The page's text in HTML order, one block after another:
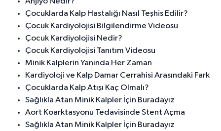
Çocuklarda Kalp Hastalığı Nasıl Teşhis Edilir?
Çocuk Kardiyolojisi Bilgilendirme Videosu
Çocuk Kardiyolojisi Nedir?
Çocuk Kardiyolojisi Tanıtım Videosu
Minik Kalplerin Yanında Her Zaman
Kardiyoloji ve Kalp Damar Cerrahisi Arasındaki Fark
Çocuklarda Kalp Atışı Kaç Olmalı?
Sağlıkla Atan Minik Kalpler İçin Buradayız
Aort Koarktasyonu Tedavisinde Stent Açma
Sağlıkla Atan Minik Kalpler İçin Buradayız